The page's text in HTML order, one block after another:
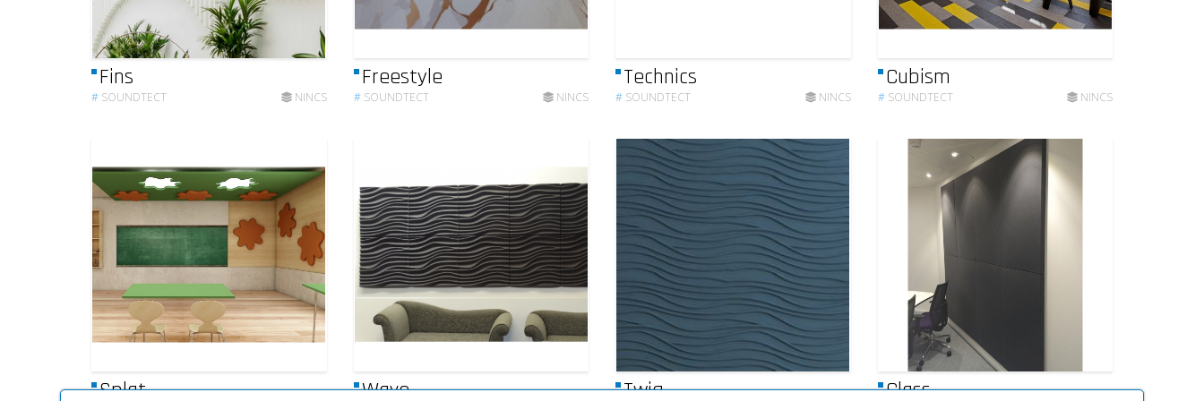
Fins
# SOUNDTECT NINCS
Freestyle
# SOUNDTECT NINCS
Technics
# SOUNDTECT NINCS
Cubism
# SOUNDTECT NINCS
Splat Wave Twig Class